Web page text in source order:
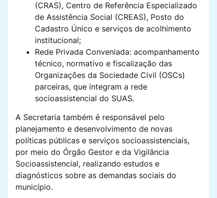
(CRAS), Centro de Referência Especializado
de Assistência Social (CREAS), Posto do
Cadastro Único e serviços de acolhimento
institucional;
Rede Privada Conveniada: acompanhamento
técnico, normativo e fiscalização das
Organizações da Sociedade Civil (OSCs)
parceiras, que integram a rede
socioassistencial do SUAS.
A Secretaria também é responsável pelo
planejamento e desenvolvimento de novas
políticas públicas e serviços socioassistenciais,
por meio do Órgão Gestor e da Vigilância
Socioassistencial, realizando estudos e
diagnósticos sobre as demandas sociais do
município.